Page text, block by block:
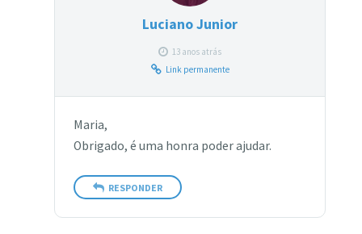
Luciano Junior
13 anos atrás
Link permanente
Maria,
Obrigado, é uma honra poder ajudar.
RESPONDER